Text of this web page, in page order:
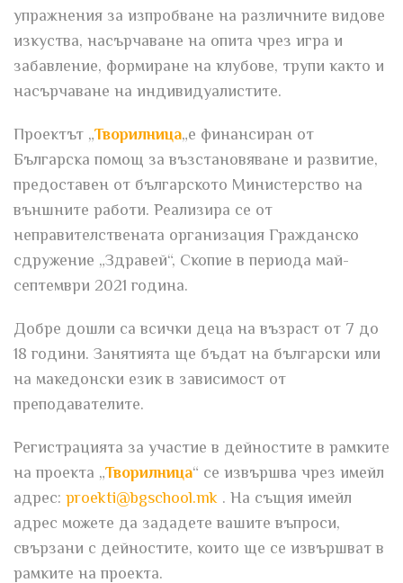
упражнения за изпробване на различните видове
изкуства, насърчаване на опита чрез игра и
забавление, формиране на клубове, трупи както и
насърчаване на индивидуалистите.
Проектът „Творилница„е финансиран от
Българска помощ за възстановяване и развитие,
предоставен от българското Министерство на
външните работи. Реализира се от
неправителствената организация Гражданско
сдружение „Здравей“, Скопие в периода май-
септември 2021 година.
Добре дошли са всички деца на възраст от 7 до
18 години. Занятията ще бъдат на български или
на македонски език в зависимост от
преподавателите.
Регистрацията за участие в дейностите в рамките
на проекта „Творилница“ се извършва чрез имейл
адрес: proekti@bgschool.mk . На същия имейл
адрес можете да зададете вашите въпроси,
свързани с дейностите, които ще се извършват в
рамките на проекта.